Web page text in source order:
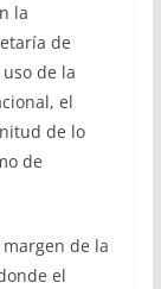
la
de
de la
el
de lo
de
de la
el